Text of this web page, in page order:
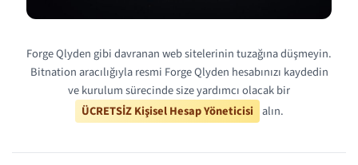
Forge Qlyden gibi davranan web sitelerinin tuzağına düşmeyin.
Bitnation aracılığıyla resmi Forge Qlyden hesabınızı kaydedin
ve kurulum sürecinde size yardımcı olacak bir
ÜCRETSİZ Kişisel Hesap Yöneticisi alın.